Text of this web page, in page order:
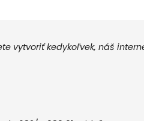
vytvoriť kedykoľvek, náš